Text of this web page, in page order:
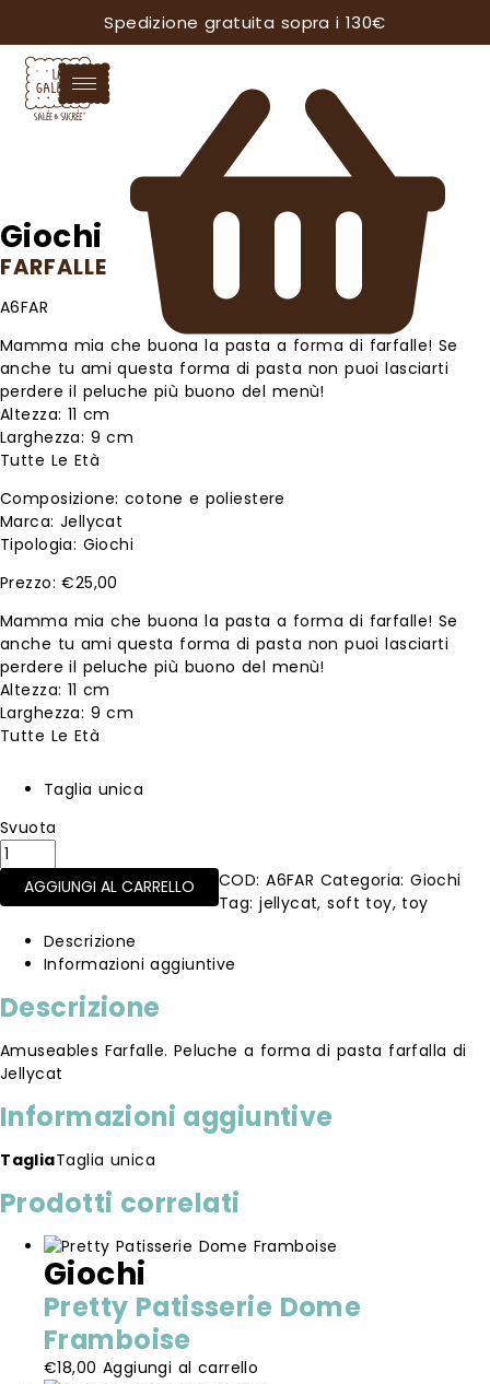
Spedizione gratuita sopra i 130€
Giochi
FARFALLE
A6FAR
Mamma mia che buona la pasta a forma di farfalle! Se
anche tu ami questa forma di pasta non puoi lasciarti
perdere il peluche più buono del menù!
Altezza: 11 cm
Larghezza: 9 cm
Tutte Le Età
Composizione: cotone e poliestere
Marca: Jellycat
Tipologia: Giochi
€25,00
Mamma mia che buona la pasta a forma di farfalle! Se
anche tu ami questa forma di pasta non puoi lasciarti
perdere il peluche più buono del menù!
Altezza: 11 cm
Larghezza: 9 cm
Tutte Le Età
Taglia unica
Svuota
Farfalle
quantità
AGGIUNGI AL CARRELLO COD:A6FAR Categoria:Giochi
Tag:jellycat,soft toy, toy
Descrizione
Informazioni aggiuntive
Descrizione
Amuseables Farfalle. Peluche a forma di pasta farfalla di
Jellycat
Informazioni aggiuntive
TagliaTaglia unica
Prodotti correlati
Giochi
Pretty Patisserie Dome
Framboise
€18,00 Aggiungi al carrello